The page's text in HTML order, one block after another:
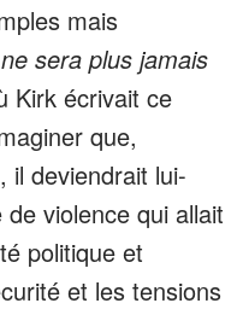
mais
ne sera plus jamais
Kirk écrivait ce
que,
il deviendrait lui-
violence qui allait
politique et
et les tensions